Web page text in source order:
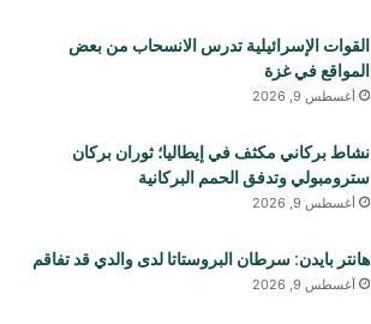
القوات الإسرائيلية تدرس الانسحاب من بعض
المواقع في غزة
أغسطس 9, 2026
نشاط بركاني مكثف في إيطاليا؛ ثوران بركان
سترومبولي وتدفق الحمم البركانية
أغسطس 9, 2026
هانتر بايدن: سرطان البروستاتا لدى والدي قد تفاقم
أغسطس 9, 2026